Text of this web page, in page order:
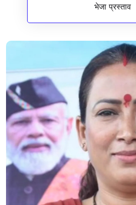
भेजा प्रस्ताव